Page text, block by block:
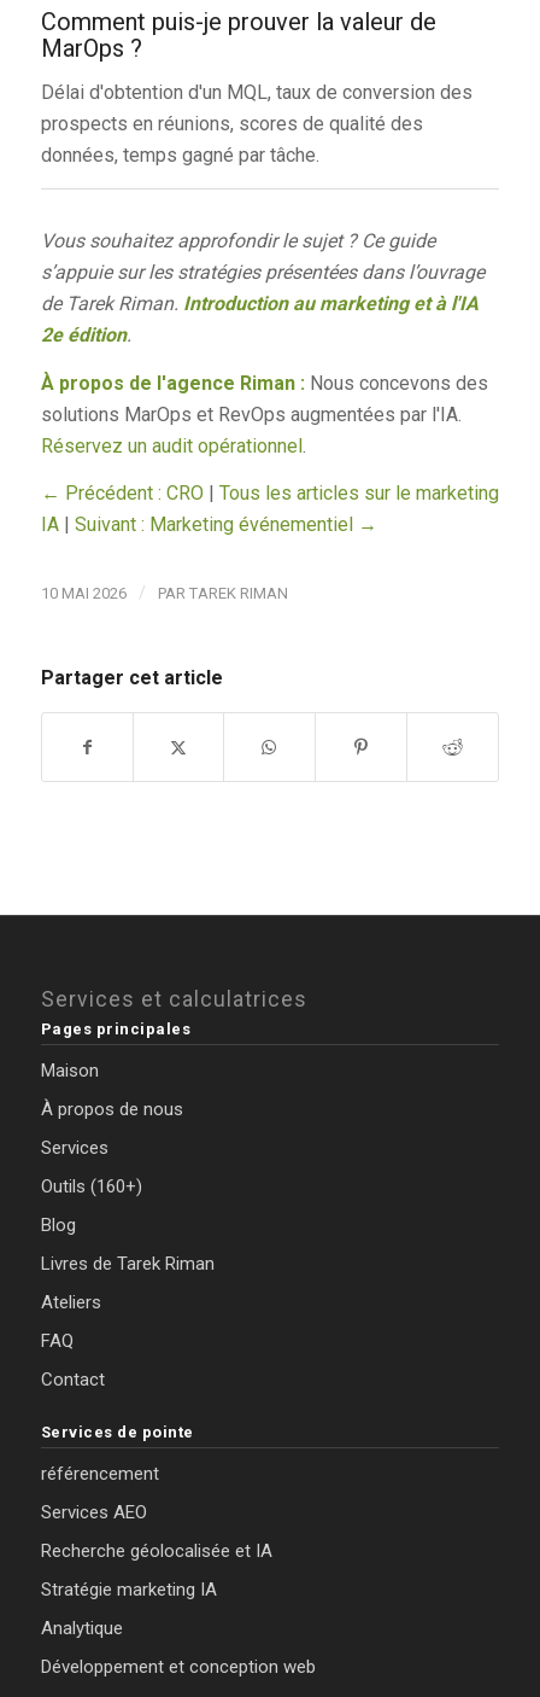
Comment puis-je prouver la valeur de
MarOps ?
Délai d'obtention d'un MQL, taux de conversion des
prospects en réunions, scores de qualité des
données, temps gagné par tâche.
Vous souhaitez approfondir le sujet ? Ce guide
s’appuie sur les stratégies présentées dans l’ouvrage
de Tarek Riman. Introduction au marketing et à l'IA
2e édition.
À propos de l'agence Riman : Nous concevons des
solutions MarOps et RevOps augmentées par l'IA.
Réservez un audit opérationnel.
← Précédent : CRO | Tous les articles sur le marketing
IA| Suivant : Marketing événementiel →
10 MAI 2026 / PAR TAREK RIMAN
Partager cet article
Services et calculatrices
Pages principales
Maison
À propos de nous
Services
Outils (160+)
Blog
Livres de Tarek Riman
Ateliers
FAQ
Contact
Services de pointe
référencement
Services AEO
Recherche géolocalisée et IA
Stratégie marketing IA
Analytique
Développement et conception web